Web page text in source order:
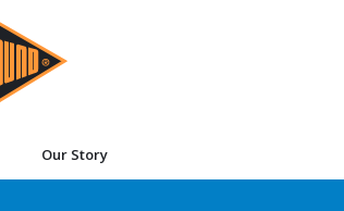
Our Story